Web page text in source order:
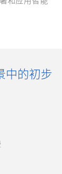
中的初步